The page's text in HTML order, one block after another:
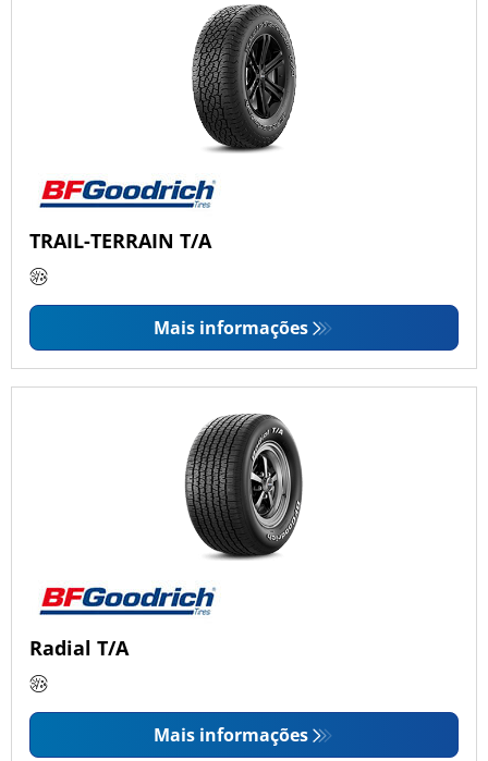
TRAIL-TERRAIN T/A
Mais informações
Radial T/A
Mais informações